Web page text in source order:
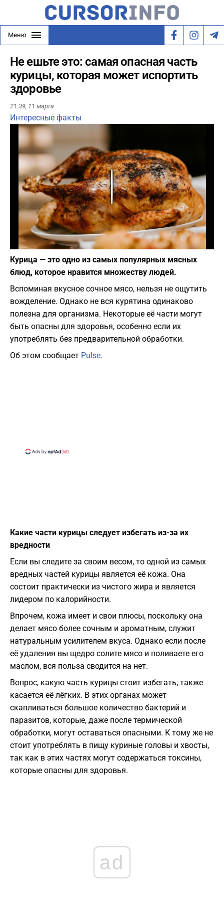
Меню
Не ешьте это: самая опасная часть
курицы, которая может испортить
здоровье
21:39, 11 марта
Интересные факты
Play
Фото: Claudio Schwarz / Unsplash
Курица — это одно из самых популярных мясных
блюд, которое нравится множеству людей.
Вспоминая вкусное сочное мясо, нельзя не ощутить
вожделение. Однако не вся курятина одинаково
полезна для организма. Некоторые её части могут
быть опасны для здоровья, особенно если их
употреблять без предварительной обработки.
Об этом сообщает Pulse.
Какие части курицы следует избегать из-за их
вредности
Если вы следите за своим весом, то одной из самых
вредных частей курицы является её кожа. Она
состоит практически из чистого жира и является
лидером по калорийности.
Впрочем, кожа имеет и свои плюсы, поскольку она
делает мясо более сочным и ароматным, служит
натуральным усилителем вкуса. Однако если после
её удаления вы щедро солите мясо и поливаете его
маслом, вся польза сводится на нет.
Вопрос, какую часть курицы стоит избегать, также
касается её лёгких. В этих органах может
скапливаться большое количество бактерий и
паразитов, которые, даже после термической
обработки, могут оставаться опасными. К тому же не
стоит употреблять в пищу куриные головы и хвосты,
так как в этих частях могут содержаться токсины,
которые опасны для здоровья.
ad